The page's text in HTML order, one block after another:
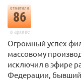
отметили
86
в архиве
Огромный успех
массовому
исключил в эфире
Федерации, бывший